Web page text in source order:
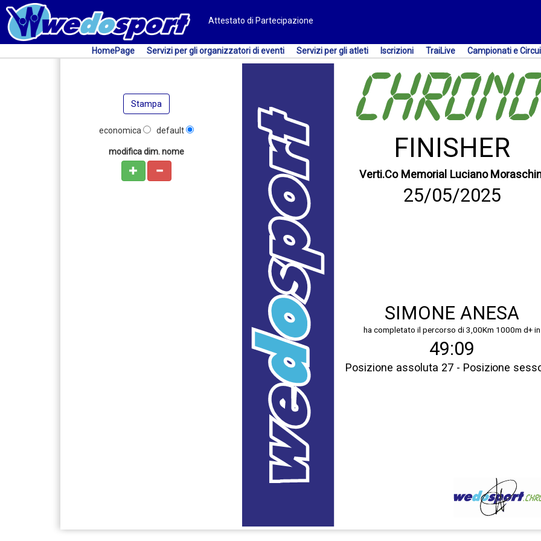
Attestato di Partecipazione
HomePage Servizi per gli organizzatori di eventi Servizi per gli atleti Iscrizioni TraiLive Campionati e
Stampa
economica default
modifica dim. nome FINISHER
Verti.Co Memorial Luciano
SIMONE ANESA
ha completato il percorso di 3,00Km 1000m d+ in
Posizione assoluta 27 - Posizione
49:09
25/05/2025